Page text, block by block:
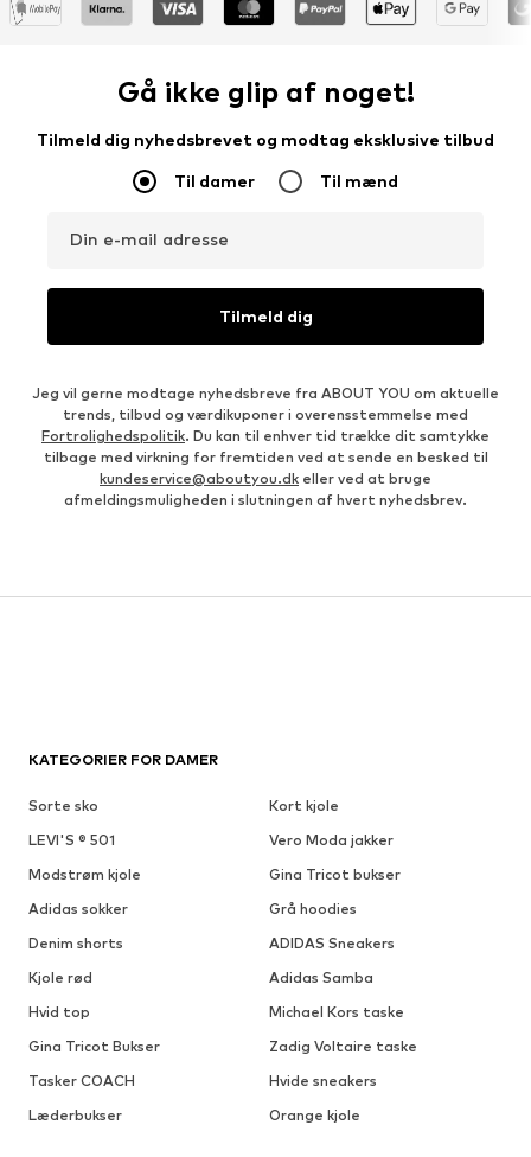
Gå ikke glip af noget!
Tilmeld dig nyhedsbrevet og modtag eksklusive tilbud
Til damer Til mænd
Din e-mail adresse
Tilmeld dig
Jeg vil gerne modtage nyhedsbreve fra ABOUT YOU om aktuelle
trends, tilbud og værdikuponer i overensstemmelse med
Fortrolighedspolitik. Du kan til enhver tid trække dit samtykke
tilbage med virkning for fremtiden ved at sende en besked til
kundeservice@aboutyou.dk eller ved at bruge
afmeldingsmuligheden i slutningen af hvert nyhedsbrev.
KATEGORIER FOR DAMER
Sorte sko
Kort kjole
LEVI'S ® 501
Vero Moda jakker
Modstrøm kjole
Gina Tricot bukser
Adidas sokker
Grå hoodies
Denim shorts
ADIDAS Sneakers
Kjole rød
Adidas Samba
Hvid top
Michael Kors taske
Gina Tricot Bukser
Zadig Voltaire taske
Tasker COACH
Hvide sneakers
Læderbukser
Orange kjole